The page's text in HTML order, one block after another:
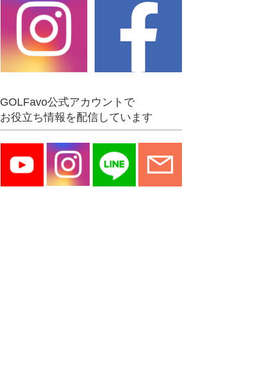
GOLFavo公式アカウントで
お役立ち情報を配信しています